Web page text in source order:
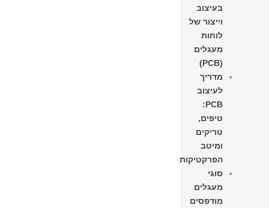
בעיצוב
וייצור של
לוחות
מעגלים
מדריך
לעיצוב
PCB:
טיפים,
טריקים
ומיטב
הפרקטיקות
סוגי
מעגלים
מודפסים